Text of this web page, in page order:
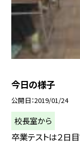
今日の様子
公開日 2019/01/24
校長室から
卒業テストは２日